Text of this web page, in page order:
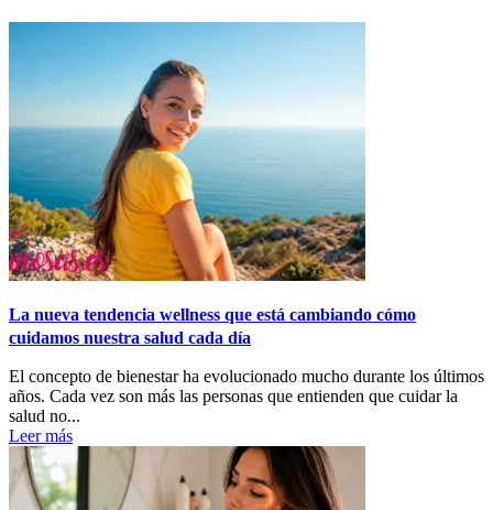
La nueva tendencia wellness que está cambiando cómo
cuidamos nuestra salud cada día
El concepto de bienestar ha evolucionado mucho durante los últimos
años. Cada vez son más las personas que entienden que cuidar la
salud no...
Leer más